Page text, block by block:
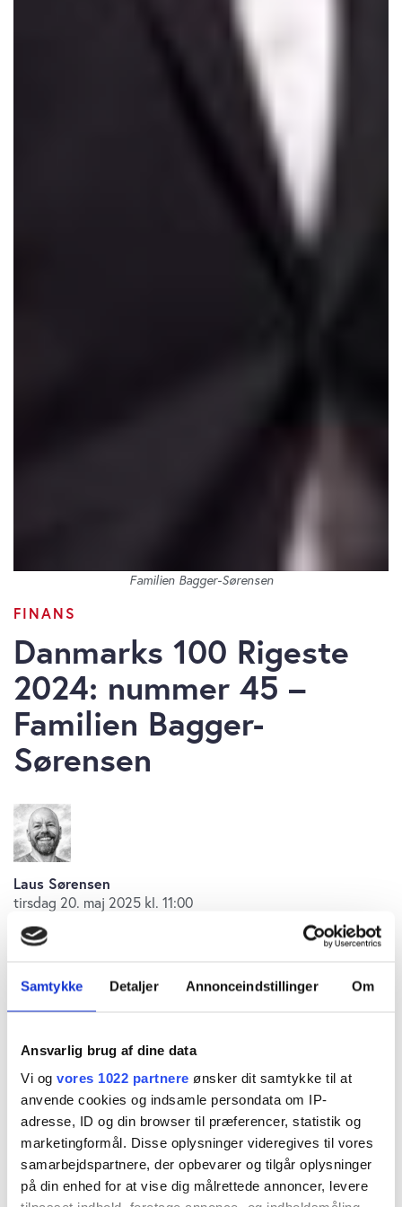
Samtykke Detaljer Annonceindstillinger Om
Ansvarlig brug af dine data
Vi og vores 1022 partnere ønsker dit samtykke til at
anvende cookies og indsamle persondata om IP-
adresse, ID og din browser til præferencer, statistik og
marketingformål. Disse oplysninger videregives til vores
samarbejdspartnere, der opbevarer og tilgår oplysninger
på din enhed for at vise dig målrettede annoncer, levere
FINANS
Danmarks 100 Rigeste
2024: nummer 45 –
Familien Bagger-
Sørensen
Laus Sørensen
tirsdag 20. maj 2025 kl. 11:00
Familien Bagger-Sørensen
Den største del af familieformuen ligger i
egenkapital på knap 3,8 mia. kr. Selskabet er
ligeligt ejet af to holdingselskaber med
henholdsvis Claus og Steen Bagger-Sørensen som
ejere. De er brødre og sønner af stifteren Holger
Bagger-Sørensen.